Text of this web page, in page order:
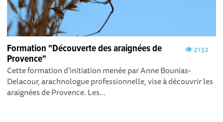
2132
Formation "Découverte des araignées de
Provence"
Cette formation d’initiation menée par Anne Bounias-
Delacour, arachnologue professionnelle, vise à découvrir les
araignées de Provence. Les...